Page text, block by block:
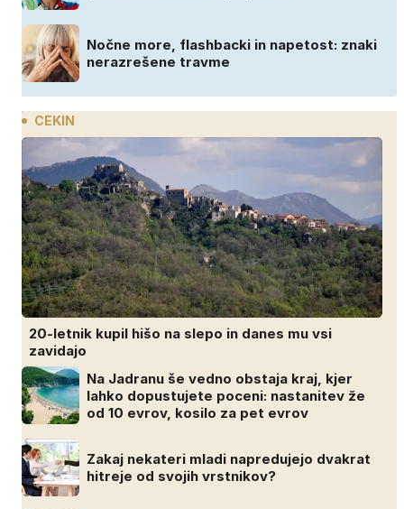
Nočne more, flashbacki in napetost: znaki
nerazrešene travme
CEKIN
20-letnik kupil hišo na slepo in danes mu vsi
zavidajo
Na Jadranu še vedno obstaja kraj, kjer
lahko dopustujete poceni: nastanitev že
od 10 evrov, kosilo za pet evrov
Zakaj nekateri mladi napredujejo dvakrat
hitreje od svojih vrstnikov?